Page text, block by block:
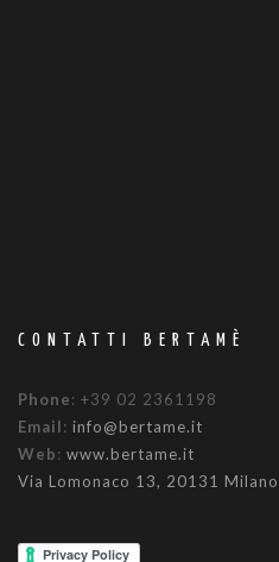
CONTATTI BERTAMÈ
Phone: +39 02 2361198
Email: info@bertame.it
Web: www.bertame.it
Via Lomonaco 13, 20131 Milano